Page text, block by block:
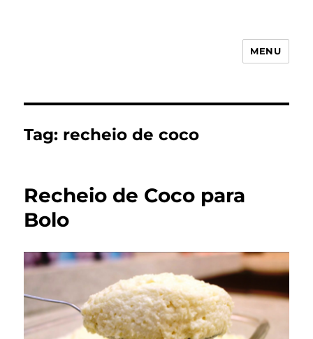
MENU
Tag: recheio de coco
Recheio de Coco para
Bolo